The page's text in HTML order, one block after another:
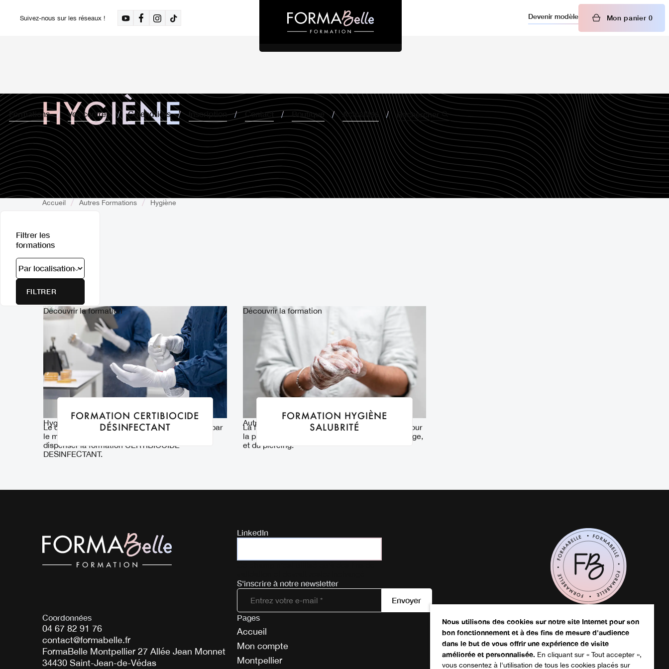
Suivez-nous sur les réseaux ! Devenir modèle Mon panier0
Formations Vos centres Calendriers Inscription Contact Boutique Actualités Rechercher
HYGIÈNE
Accueil Autres Formations Hygiène
Filtrer les
formations
Hygiène
FORMATION CERTIBIOCIDE
DÉSINFECTANT
Le centre de formation FormaBelle est habilité par
le ministère en charge de l’environnement à
dispenser la formation CERTIBIOCIDE
DESINFECTANT.
Découvrir la formation
Autres Hygiène
FORMATION HYGIÈNE
SALUBRITÉ
La formation hygiène salubrité est obligatoire pour
la pratique du maquillage permanent, du tatouage,
et du piercing.
Découvrir la formation
LinkedIn
S'inscrire à notre newsletter
Coordonnées
04 67 82 91 76
contact@formabelle.fr
FormaBelle Montpellier 27 Allée Jean Monnet
34430 Saint-Jean-de-Védas
Pages
Accueil
Mon compte
Montpellier
Télécharger votre catalogue
Esthétique
Nous utilisons des cookies sur notre site Internet pour son
bon fonctionnement et à des fins de mesure d'audience
dans le but de vous offrir une expérience de visite
améliorée et personnalisée. En cliquant sur « Tout accepter »,
vous consentez à l'utilisation de tous les cookies placés sur